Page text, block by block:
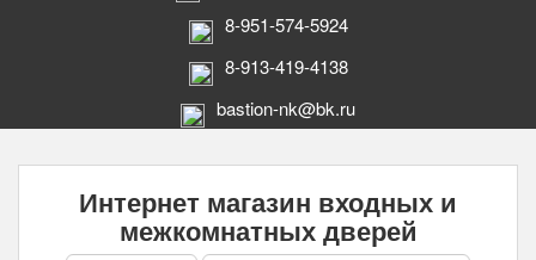
8-951-574-5924
8-913-419-4138
bastion-nk@bk.ru
Интернет магазин входных и
межкомнатных дверей